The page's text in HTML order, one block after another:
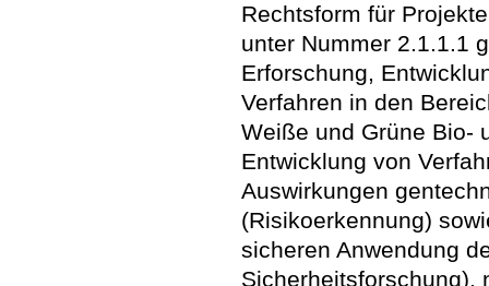
Rechtsform für
unter Nummer 2.1.1.1
Erforschung,
Verfahren in den
Weiße und Grüne Bio-
Entwicklung von
Auswirkungen
(Risikoerkennung)
sicheren Anwendung
Sicherheitsforschung),